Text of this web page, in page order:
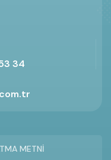
34
METNİ